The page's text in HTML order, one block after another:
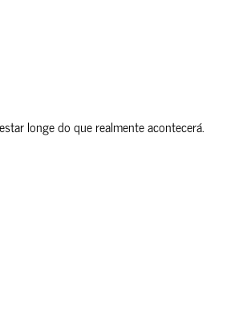
longe do que realmente acontecerá.